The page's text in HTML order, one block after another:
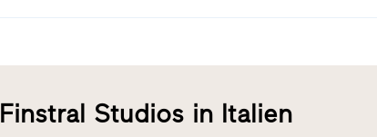
Finstral Studios in Italien